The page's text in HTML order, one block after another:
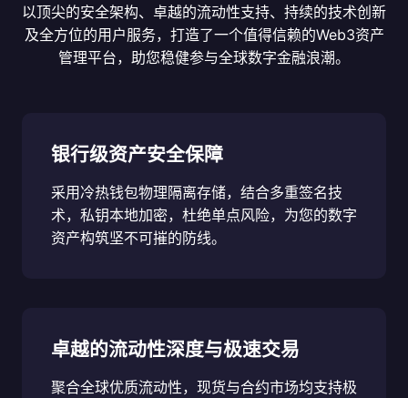
以顶尖的安全架构、卓越的流动性支持、持续的技术创新
及全方位的用户服务，打造了一个值得信赖的Web3资产
管理平台，助您稳健参与全球数字金融浪潮。
银行级资产安全保障
采用冷热钱包物理隔离存储，结合多重签名技
术，私钥本地加密，杜绝单点风险，为您的数字
资产构筑坚不可摧的防线。
卓越的流动性深度与极速交易
聚合全球优质流动性，现货与合约市场均支持极